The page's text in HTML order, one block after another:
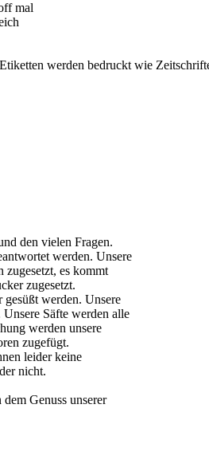
mal
werden bedruckt wie
den vielen Fragen.
werden. Unsere
zugesetzt, es kommt
zugesetzt.
werden. Unsere
Säfte werden alle
werden unsere
zugefügt.
leider keine
nicht.
Genuss unserer